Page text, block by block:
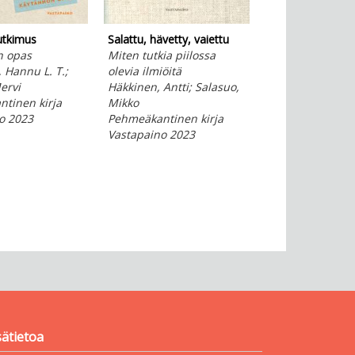
opas
L. T.;
kirja
2023
Salattu, hävetty, vaiettu
Miten tutkia piilossa
olevia ilmiöitä
Häkkinen, Antti; Salasuo,
Mikko
Pehmeäkantinen kirja
Vastapaino 2023